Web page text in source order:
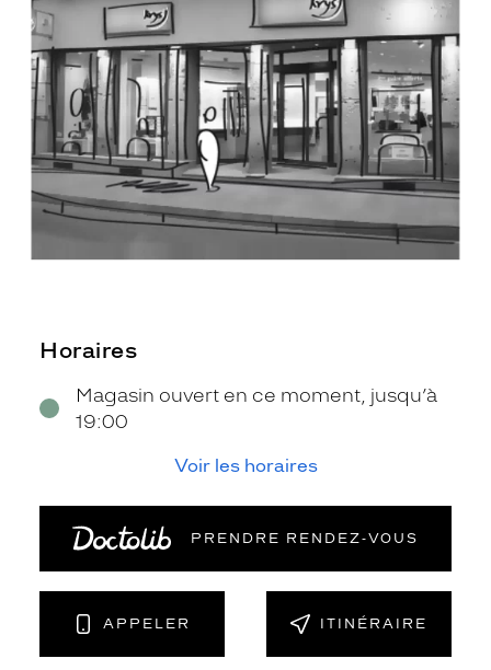
Horaires
Magasin ouvert en ce moment, jusqu’à
19:00
Voir les horaires
PRENDRE RENDEZ‑VOUS
APPELER ITINÉRAIRE